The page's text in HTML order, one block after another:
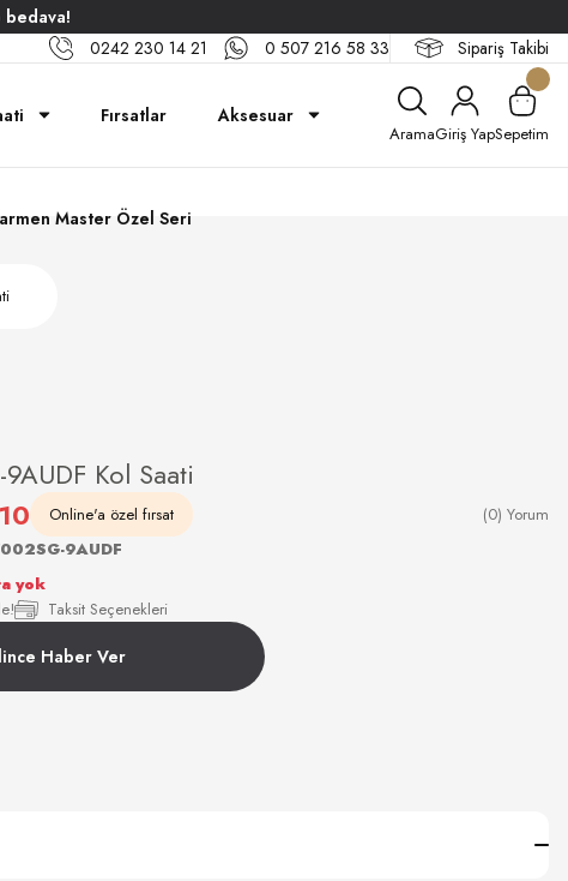
bedava!
0242 230 14 21 0 507 216 58 33 Sipariş Takibi
Fırsatlar Aksesuar
Master Özel Seri
AramaGiriş YapSepetim
Kol Saati
Online'a özel fırsat (0) Yorum
Taksit Seçenekleri
9AUDF
yok
Haber Ver